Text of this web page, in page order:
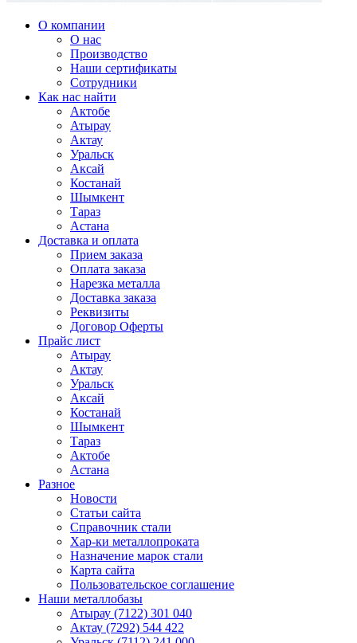
О компании
О нас
Производство
Наши сертификаты
Сотрудники
Как нас найти
Актобе
Атырау
Актау
Уральск
Аксай
Костанай
Шымкент
Тараз
Астана
Доставка и оплата
Прием заказа
Оплата заказа
Нарезка металла
Доставка заказа
Реквизиты
Договор Оферты
Прайс лист
Атырау
Актау
Уральск
Аксай
Костанай
Шымкент
Тараз
Актобе
Астана
Разное
Новости
Статьи сайта
Справочник стали
Хар-ки металлопроката
Назначение марок стали
Карта сайта
Пользовательское соглашение
Наши металлобазы
Атырау (7122) 301 040
Актау (7292) 544 422